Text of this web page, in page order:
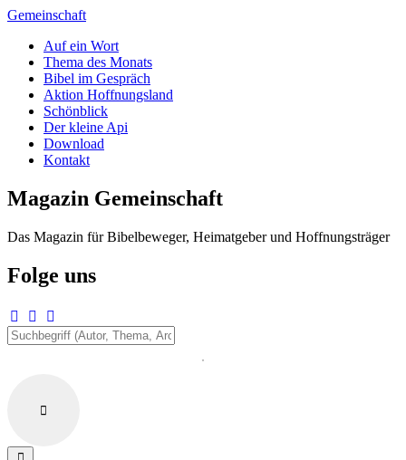
Zum
springen
Gemeinschaft
Auf ein Wort
Thema des Monats
Bibel im Gespräch
Aktion Hoffnungsland
Schönblick
Der kleine Api
Download
Kontakt
Magazin Gemeinschaft
Das Magazin für Bibelbeweger, Heimatgeber und Hoffnungsträger
Folge uns